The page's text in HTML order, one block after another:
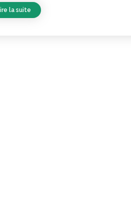
la suite